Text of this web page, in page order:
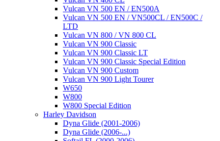
Vulcan VN 500 EN / EN500A
Vulcan VN 500 EN / VN500CL / EN500C /
LTD
Vulcan VN 800 / VN 800 CL
Vulcan VN 900 Classic
Vulcan VN 900 Classic LT
Vulcan VN 900 Classic Special Edition
Vulcan VN 900 Custom
Vulcan VN 900 Light Tourer
W650
W800
W800 Special Edition
Harley Davidson
Dyna Glide (2001-2006)
Dyna Glide (2006-...)